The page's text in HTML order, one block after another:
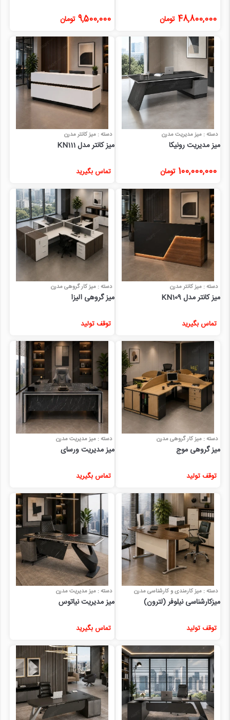
48,800,000 تومان 9,500,000 تومان
دسته : میز مدیریت مدرن
میز مدیریت رونیکا
100,000,000 تومان
دسته : میز کانتر مدرن
میز کانتر مدل KN111
تماس بگیرید
دسته : میز کانتر مدرن
میز کانتر مدل KN109
تماس بگیرید
دسته : میز کار گروهی مدرن
میز گروهی الیزا
توقف تولید
دسته : میز کار گروهی مدرن
میز گروهی موج
توقف تولید
دسته : میز مدیریت مدرن
میز مدیریت ورسای
تماس بگیرید
دسته : میز کارمندی و کارشناسی مدرن
میزکارشناسی نیلوفر (لترون)
توقف تولید
دسته : میز مدیریت مدرن
میز مدیریت نیاتوس
تماس بگیرید